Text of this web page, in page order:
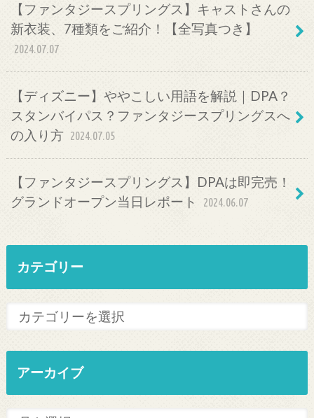
【ファンタジースプリングス】キャストさんの
新衣装、7種類をご紹介！【全写真つき】
2024.07.07
【ディズニー】ややこしい用語を解説｜DPA？
スタンバイパス？ファンタジースプリングスへ
の入り方 2024.07.05
【ファンタジースプリングス】DPAは即完売！
グランドオープン当日レポート
2024.06.07
カテゴリー
アーカイブ